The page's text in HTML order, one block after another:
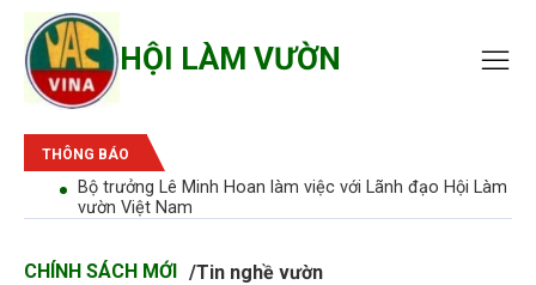
HỘI LÀM VƯỜN
THÔNG BÁO
Bộ trưởng Lê Minh Hoan làm việc với Lãnh đạo Hội Làm
vườn Việt Nam
CHÍNH SÁCH MỚI /Tin nghề vườn